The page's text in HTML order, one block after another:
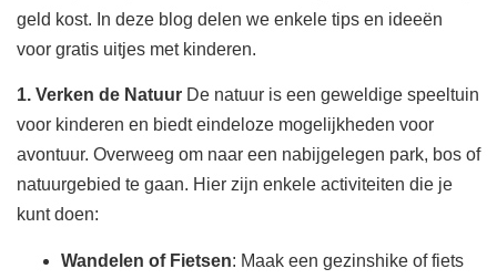
geld kost. In deze blog delen we enkele tips en ideeën
voor gratis uitjes met kinderen.
1. Verken de Natuur De natuur is een geweldige speeltuin
voor kinderen en biedt eindeloze mogelijkheden voor
avontuur. Overweeg om naar een nabijgelegen park, bos of
natuurgebied te gaan. Hier zijn enkele activiteiten die je
kunt doen:
Wandelen of Fietsen: Maak een gezinshike of fiets